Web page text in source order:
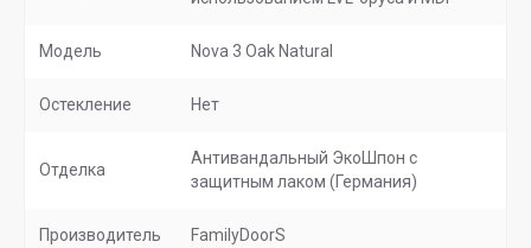
Модель Nova 3 Oak Natural
Остекление Нет
Отделка
Антивандальный ЭкоШпон с
защитным лаком (Германия)
Производитель FamilyDoorS